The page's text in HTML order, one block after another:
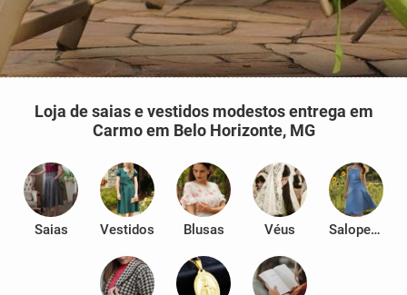
Loja de saias e vestidos modestos entrega em
Carmo em Belo Horizonte, MG
Saias Vestidos Blusas Véus Salopetes